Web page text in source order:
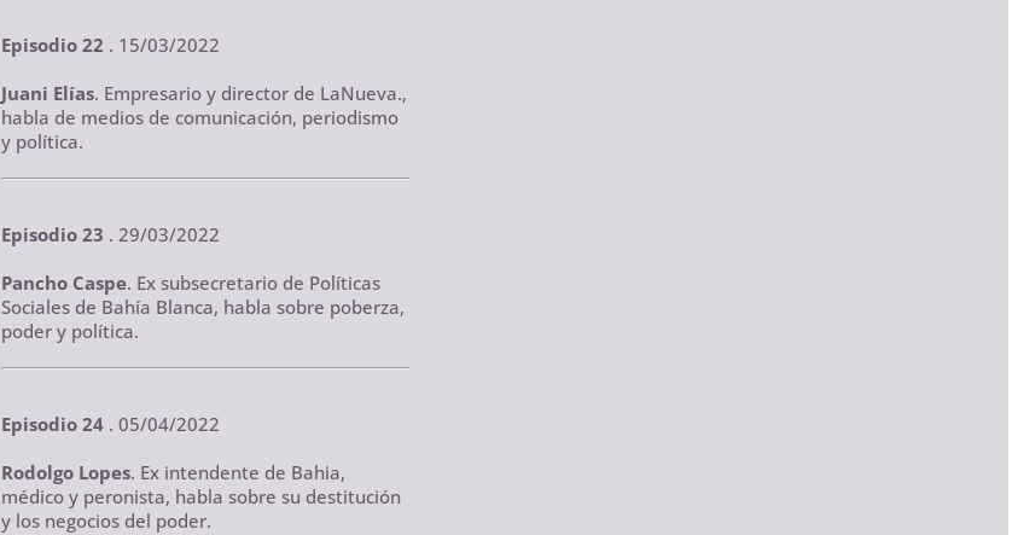
Episodio 22 . 15/03/2022
Juani Elías. Empresario y director de LaNueva.,
habla de medios de comunicación, periodismo
y política.
Episodio 23 . 29/03/2022
Pancho Caspe. Ex subsecretario de Políticas
Sociales de Bahía Blanca, habla sobre poberza,
poder y política.
Episodio 24 . 05/04/2022
Rodolgo Lopes. Ex intendente de Bahia,
médico y peronista, habla sobre su destitución
y los negocios del poder.